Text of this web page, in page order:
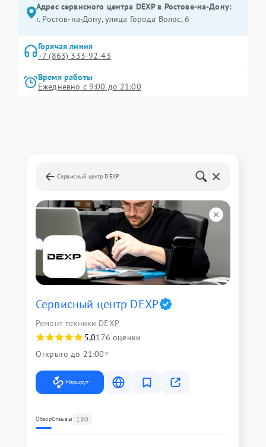
Адрес сервисного центра DEXP в Ростове-на-Дону:
г. Ростов-на-Дону, улица Города Волос, 6
Горячая линия
+7 (863) 333-92-43
Время работы
Ежедневно с 9:00 до 21:00
Сервисный центр DEXP
Сервисный центр DEXP
Ремонт техники DEXP
5,0176 оценки
Открыто до 21:00
Маршрут
ОбзорОтзывы 180